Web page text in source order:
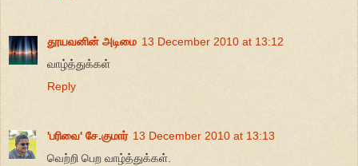
தூயவனின் அடிமை 13 December 2010 at 13:12
வாழ்த்துக்கள்
Reply
'பரிவை' சே.குமார் 13 December 2010 at 13:13
வெற்றி பெற வாழ்த்துக்கள்.